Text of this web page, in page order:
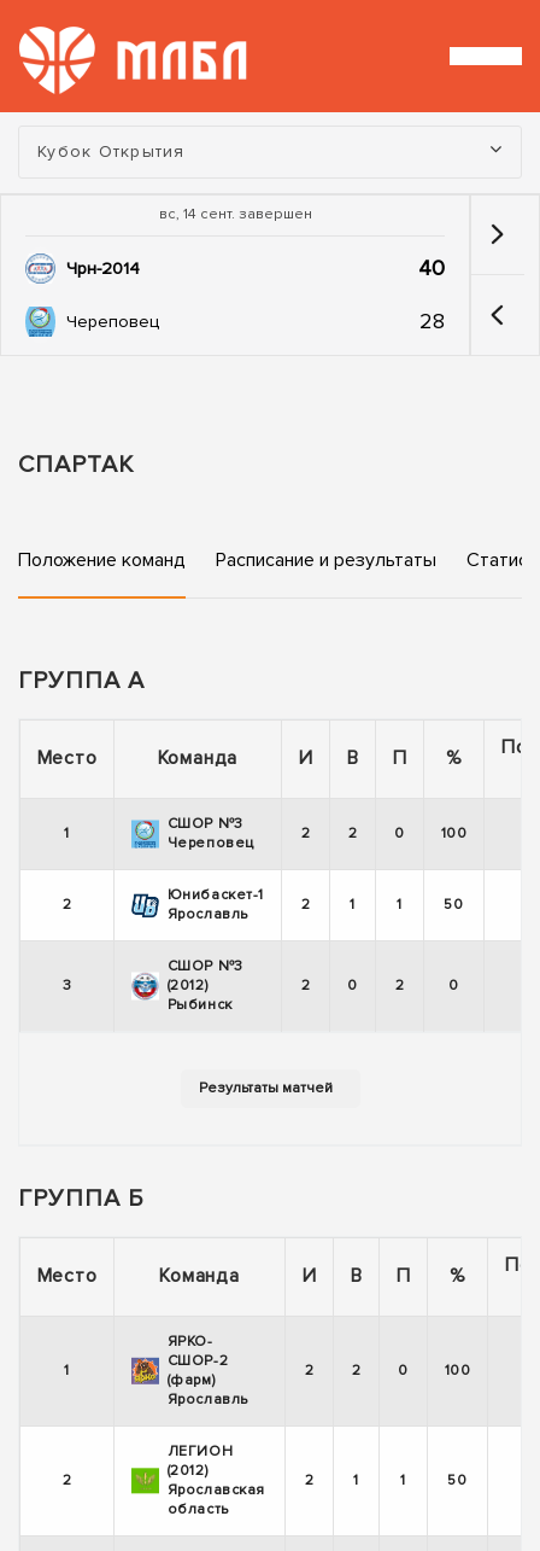
Турнир:
Кубок Открытия
вс, 14 сент. завершен
Чрн-2014 40
Череповец 28
СПАРТАК
Положение команд Расписание и результаты
ГРУППА А
Место Команда И В П %
1
СШОР №3
Череповец
2 2 0 100
2
Юнибаскет-1
Ярославль
2 1 1 50
3
СШОР №3
(2012)
Рыбинск
2 0 2 0
ГРУППА Б
Место Команда И В П %
1
ЯРКО-
СШОР-2
(фарм)
Ярославль
2 2 0 100
2
ЛЕГИОН
(2012)
Ярославская
область
2 1 1 50